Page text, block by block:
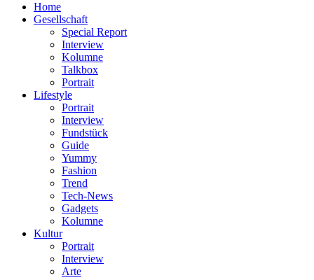
Home
Gesellschaft
Special Report
Interview
Kolumne
Talkbox
Portrait
Lifestyle
Portrait
Interview
Fundstück
Guide
Yummy
Fashion
Trend
Tech-News
Gadgets
Kolumne
Kultur
Portrait
Interview
Arte